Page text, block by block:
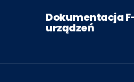
Dokumentacja
urządzeń